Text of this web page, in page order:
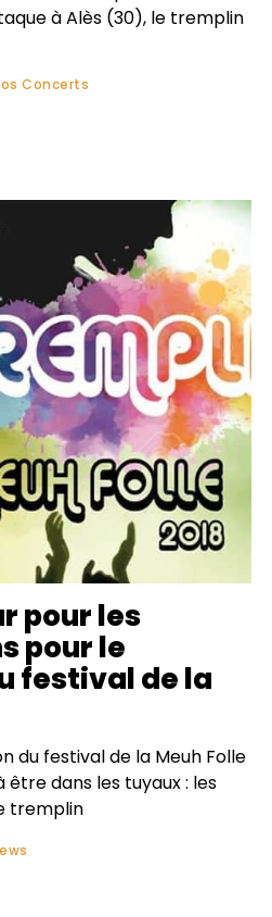
à Alès (30), le tremplin
Concerts
pour les
pour le
festival de la
du festival de la Meuh Folle
être dans les tuyaux : les
tremplin